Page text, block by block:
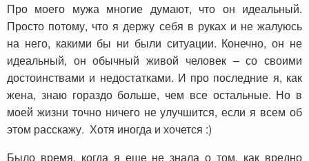
Про моего мужа многие думают, что он идеальный.
Просто потому, что я держу себя в руках и не жалуюсь
на него, какими бы ни были ситуации. Конечно, он не
идеальный, он обычный живой человек – со своими
достоинствами и недостатками. И про последние я, как
жена, знаю гораздо больше, чем все остальные. Но в
моей жизни точно ничего не улучшится, если я всем об
этом расскажу. Хотя иногда и хочется :)
Было время, когда я еще не знала о том, как вредно